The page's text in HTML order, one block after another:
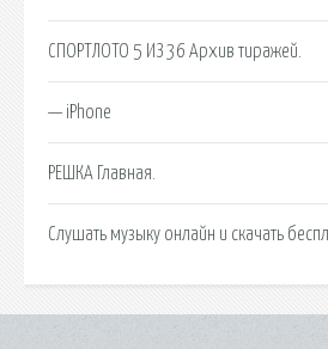
СПОРТЛОТО 5 ИЗ 36 Архив тиражей.
— iPhone
РЕШКА Главная.
Слушать музыку онлайн и скачать